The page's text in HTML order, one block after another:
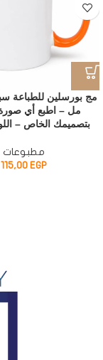
مل – اطبع أي
بتصميمك الخاص –
مطبوعات
115,00 EGP